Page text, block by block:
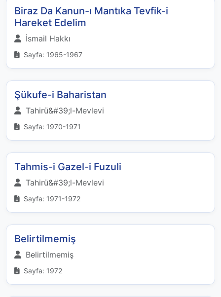
Biraz Da Kanun-ı Mantıka Tevfik-i
Hareket Edelim
İsmail Hakkı
Sayfa: 1965-1967
Şükufe-i Baharistan
Tahirü&#39;l-Mevlevi
Sayfa: 1970-1971
Tahmis-i Gazel-i Fuzuli
Tahirü&#39;l-Mevlevi
Sayfa: 1971-1972
Belirtilmemiş
Belirtilmemiş
Sayfa: 1972